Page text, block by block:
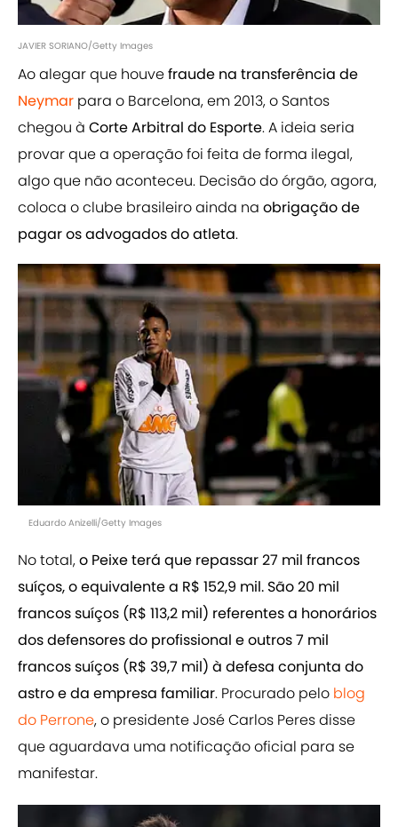
JAVIER SORIANO/Getty Images
Ao alegar que houvefraude na transferência de
Neymar para o Barcelona, em 2013, o Santos
chegou à Corte Arbitral do Esporte. A ideia seria
provar que a operação foi feita de forma ilegal,
algo que não aconteceu. Decisão do órgão, agora,
coloca o clube brasileiro ainda na obrigação de
pagar os advogados do atleta.
Eduardo Anizelli/Getty Images
No total,o Peixe terá que repassar 27 mil francos
suíços, o equivalente a R$ 152,9 mil. São 20 mil
francos suíços (R$ 113,2 mil) referentes a honorários
dos defensores do profissional e outros 7 mil
francos suíços (R$ 39,7 mil) à defesa conjunta do
astro e da empresa familiar. Procurado pelo blog
do Perrone, o presidente José Carlos Peres disse
que aguardava uma notificação oficial para se
manifestar.